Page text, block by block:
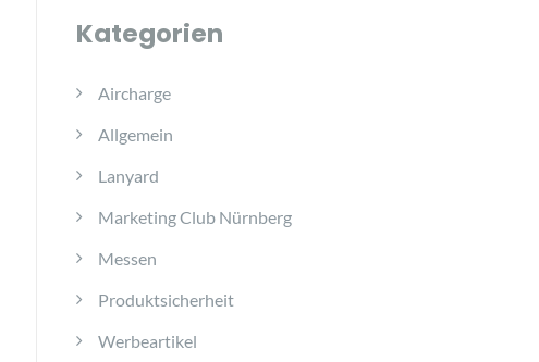
Kategorien
Aircharge
Allgemein
Lanyard
Marketing Club Nürnberg
Messen
Produktsicherheit
Werbeartikel